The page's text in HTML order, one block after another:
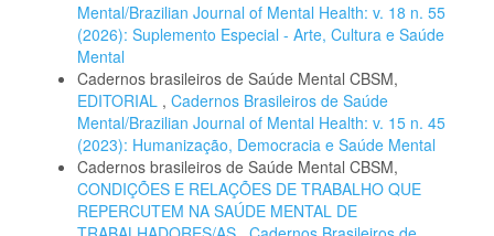
Mental/Brazilian Journal of Mental Health: v. 18 n. 55
(2026): Suplemento Especial - Arte, Cultura e Saúde
Mental
Cadernos brasileiros de Saúde Mental CBSM,
EDITORIAL , Cadernos Brasileiros de Saúde
Mental/Brazilian Journal of Mental Health: v. 15 n. 45
(2023): Humanização, Democracia e Saúde Mental
Cadernos brasileiros de Saúde Mental CBSM,
CONDIÇÕES E RELAÇÕES DE TRABALHO QUE
REPERCUTEM NA SAÚDE MENTAL DE